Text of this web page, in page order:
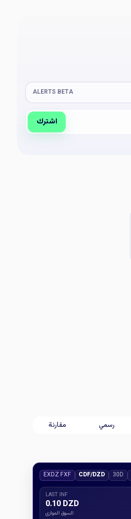
ALERTS BETA
اشترك
رسمي مقارنة
EXDZ FXF CDF/DZD 30D
LAST INF
0.10 DZD
السوق الموازي